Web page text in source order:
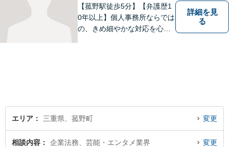
【菰野駅徒歩5分】【弁護歴1
0年以上】個人事務所ならでは
の、きめ細やかな対応を心が
詳細を見
る
エリア 三重県、菰野町 変更
相談内容 企業法務、芸能・エンタメ業界 変更